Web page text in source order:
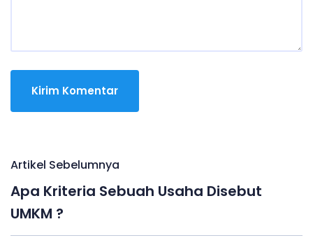
N
a
v
Artikel Sebelumnya
Apa Kriteria Sebuah Usaha Disebut
UMKM ?